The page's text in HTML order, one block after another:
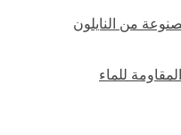
من النايلون
للماء